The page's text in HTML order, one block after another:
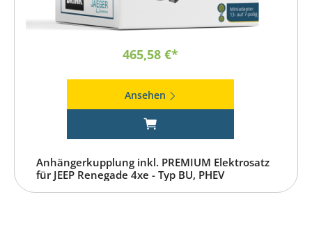
465,58 €*
Ansehen
Anhängerkupplung inkl. PREMIUM Elektrosatz
für JEEP Renegade 4xe - Typ BU, PHEV